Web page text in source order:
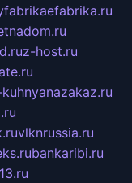
z-host.ru
vlknrussia.ru
bankaribi.ru